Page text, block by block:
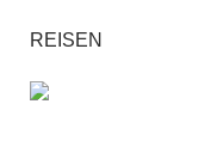
REISEN